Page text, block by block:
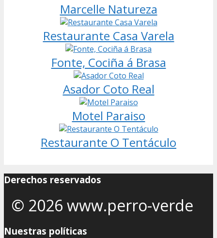
Marcelle Natureza
Restaurante Casa Varela
Fonte, Cociña á Brasa
Asador Coto Real
Motel Paraiso
Restaurante O Tentáculo
Derechos reservados
© 2026 www.perro-verde
Nuestras políticas